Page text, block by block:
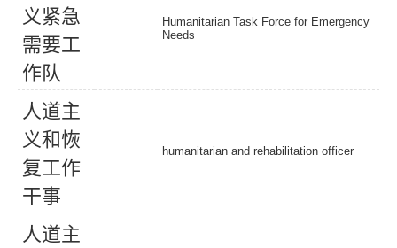
义 紧急
需要工
作队
Humanitarian Task Force for Emergency
Needs
人道主
义和恢
复工作
干事
humanitarian and rehabilitation officer
人道主